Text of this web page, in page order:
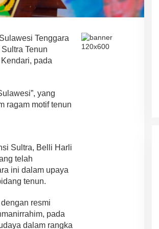
Tenggara
Tenun
pada
yang
ragam motif tenun
Sultra, Belli Harli
telah
ini dalam upaya
tenun.
resmi
pada
dalam rangka
Ada Satu Putaran”